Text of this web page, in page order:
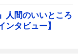
人間のいいところ
ンタビュー】